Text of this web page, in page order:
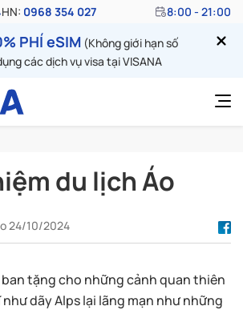
HN: 0968 354 027 8:00 - 21:00
PHÍ eSIM (Không giới hạn số
các dịch vụ visa tại VISANA
du lịch Áo
24/10/2024
tặng cho những cảnh quan thiên
dãy Alps lại lãng mạn như những